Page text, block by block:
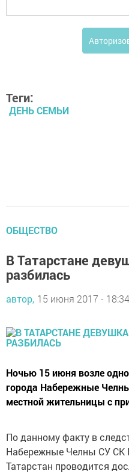
Теги:
ДЕНЬ СЕМЬИ
ОБЩЕСТВО
В Татарстане
разбилась
автор, 15 июня 2017 - 18:34
Ночью 15 июня возле
города Набережные
местной жительницы с
По данному факту в
Набережные Челны СУ СК
Татарстан проводится